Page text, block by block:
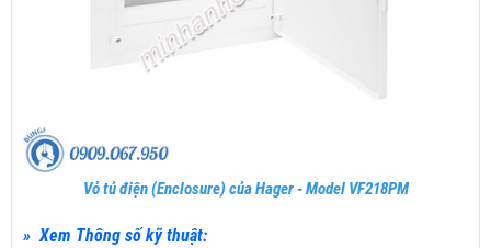
Vỏ tủ điện (Enclosure) của Hager - Model VF218PM
» Xem Thông số kỹ thuật: